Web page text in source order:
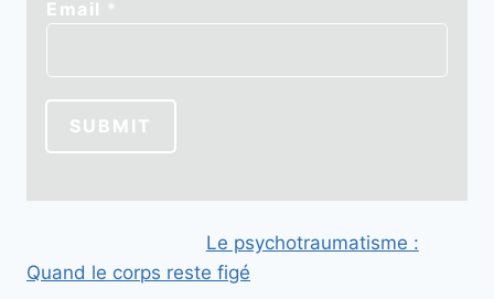
E
a
i
Email *
SUBMIT
Le psychotraumatisme :
Quand le corps reste figé